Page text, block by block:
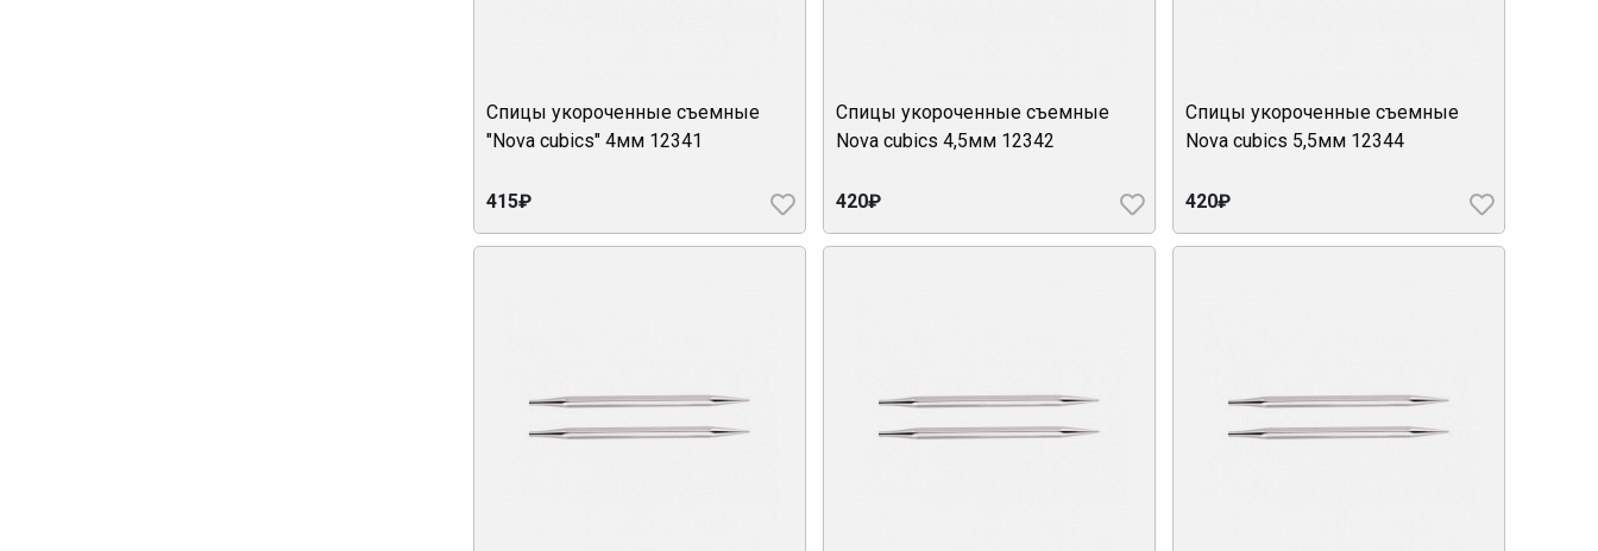
Спицы укороченные съемные
"Nova cubics" 4мм 12341
415₽
Спицы укороченные съемные
Nova cubics 4,5мм 12342
420₽
Спицы укороченные съемные
Nova cubics 5,5мм 12344
420₽